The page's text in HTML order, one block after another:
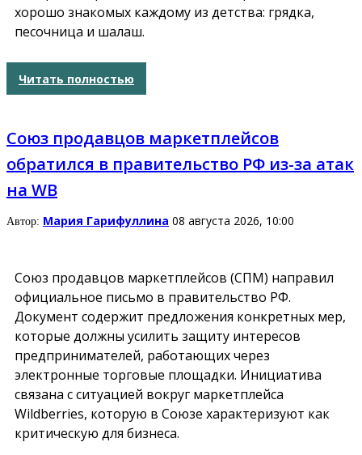
хорошо знакомых каждому из детства: грядка,
песочница и шалаш.
Читать полностью
Союз продавцов маркетплейсов
обратился в правительство РФ из-за атак
на WB
Автор: Мария Гарифуллина 08 августа 2026, 10:00
Союз продавцов маркетплейсов (СПМ) направил
официальное письмо в правительство РФ.
Документ содержит предложения конкретных мер,
которые должны усилить защиту интересов
предпринимателей, работающих через
электронные торговые площадки. Инициатива
связана с ситуацией вокруг маркетплейса
Wildberries, которую в Союзе характеризуют как
критическую для бизнеса.